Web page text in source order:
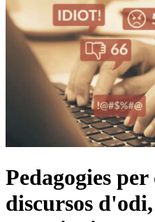
Pedagogies
discursos